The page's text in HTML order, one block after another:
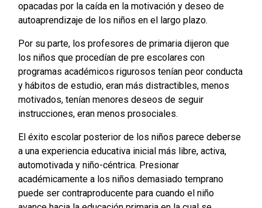
opacadas por la caída en la motivación y deseo de
autoaprendizaje de los niños en el largo plazo.
Por su parte, los profesores de primaria dijeron que
los niños que procedían de pre escolares con
programas académicos rigurosos tenían peor conducta
y hábitos de estudio, eran más distractibles, menos
motivados, tenían menores deseos de seguir
instrucciones, eran menos prosociales.
El éxito escolar posterior de los niños parece deberse
a una experiencia educativa inicial más libre, activa,
automotivada y niño-céntrica. Presionar
académicamente a los niños demasiado temprano
puede ser contraproducente para cuando el niño